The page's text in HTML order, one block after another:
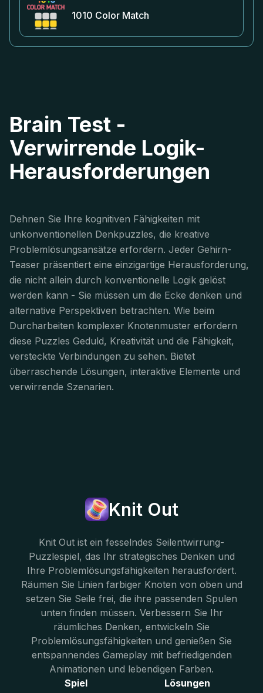
1010 Color Match
Brain Test -
Verwirrende Logik-
Herausforderungen
Dehnen Sie Ihre kognitiven Fähigkeiten mit
unkonventionellen Denkpuzzles, die kreative
Problemlösungsansätze erfordern. Jeder Gehirn-
Teaser präsentiert eine einzigartige Herausforderung,
die nicht allein durch konventionelle Logik gelöst
werden kann - Sie müssen um die Ecke denken und
alternative Perspektiven betrachten. Wie beim
Durcharbeiten komplexer Knotenmuster erfordern
diese Puzzles Geduld, Kreativität und die Fähigkeit,
versteckte Verbindungen zu sehen. Bietet
überraschende Lösungen, interaktive Elemente und
verwirrende Szenarien.
Knit Out
Knit Out ist ein fesselndes Seilentwirrung-
Puzzlespiel, das Ihr strategisches Denken und
Ihre Problemlösungsfähigkeiten herausfordert.
Räumen Sie Linien farbiger Knoten von oben und
setzen Sie Seile frei, die ihre passenden Spulen
unten finden müssen. Verbessern Sie Ihr
räumliches Denken, entwickeln Sie
Problemlösungsfähigkeiten und genießen Sie
entspannendes Gameplay mit befriedigenden
Animationen und lebendigen Farben.
Spiel
Lösungen